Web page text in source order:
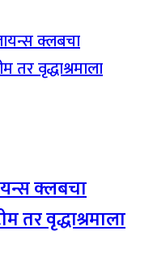
क्लबचा
तर वृद्धाश्रमाला